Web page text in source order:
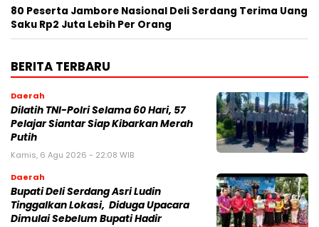
80 Peserta Jambore Nasional Deli Serdang Terima Uang
Saku Rp2 Juta Lebih Per Orang
BERITA TERBARU
Daerah
Dilatih TNI-Polri Selama 60 Hari, 57
Pelajar Siantar Siap Kibarkan Merah
Putih
Kamis, 6 Agu 2026 - 22:08 WIB
Daerah
Bupati Deli Serdang Asri Ludin
Tinggalkan Lokasi, Diduga Upacara
Dimulai Sebelum Bupati Hadir